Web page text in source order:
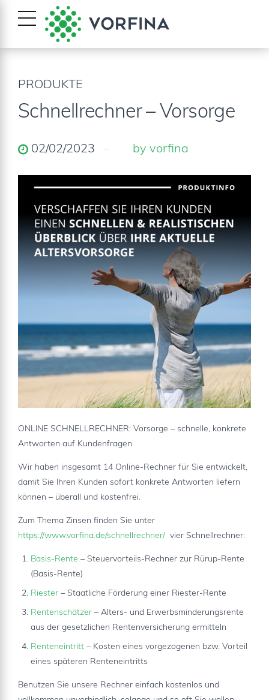
PRODUKTE
Schnellrechner – Vorsorge
02/02/2023 by vorfina
ONLINE SCHNELLRECHNER: Vorsorge – schnelle, konkrete
Antworten auf Kundenfragen
Wir haben insgesamt 14 Online-Rechner für Sie entwickelt,
damit Sie Ihren Kunden sofort konkrete Antworten liefern
können – überall und kostenfrei.
Zum Thema Zinsen finden Sie unter
https://www.vorfina.de/schnellrechner/ vier Schnellrechner:
Basis-Rente – Steuervorteils-Rechner zur Rürup-Rente
(Basis-Rente)
Riester – Staatliche Förderung einer Riester-Rente
Rentenschätzer – Alters- und Erwerbsminderungsrente
aus der gesetzlichen Rentenversicherung ermitteln
Renteneintritt – Kosten eines vorgezogenen bzw. Vorteil
eines späteren Renteneintritts
Benutzen Sie unsere Rechner einfach kostenlos und